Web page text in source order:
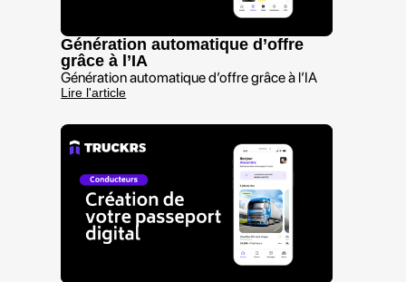
Génération automatique d’offre
grâce à l’IA
Génération automatique d’offre grâce à l’IA
Lire l'article